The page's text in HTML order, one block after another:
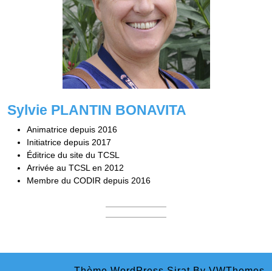
Sylvie PLANTIN BONAVITA
Animatrice depuis 2016
Initiatrice depuis 2017
Éditrice du site du TCSL
Arrivée au TCSL en 2012
Membre du CODIR depuis 2016